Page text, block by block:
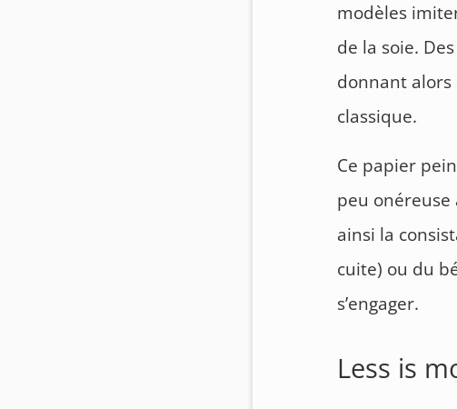
modèles
de la soie.
donnant
classique.
Ce papier
peu
ainsi la
cuite) ou du
s’engager.
Less is